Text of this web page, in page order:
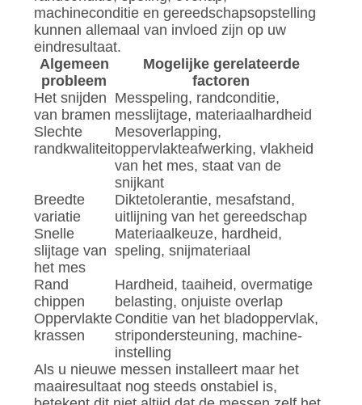
machineconditie en gereedschapsopstelling
kunnen allemaal van invloed zijn op uw
eindresultaat.
Algemeen
probleem
Mogelijke gerelateerde
factoren
Het snijden
van bramen
Messpeling, randconditie,
messlijtage, materiaalhardheid
Slechte
randkwaliteit
Mesoverlapping,
oppervlakteafwerking, vlakheid
van het mes, staat van de
snijkant
Breedte
variatie
Diktetolerantie, mesafstand,
uitlijning van het gereedschap
Snelle
slijtage van
het mes
Materiaalkeuze, hardheid,
speling, snijmateriaal
Rand
chippen
Hardheid, taaiheid, overmatige
belasting, onjuiste overlap
Oppervlakte
krassen
Conditie van het bladoppervlak,
stripondersteuning, machine-
instelling
Als u nieuwe messen installeert maar het
maairesultaat nog steeds onstabiel is,